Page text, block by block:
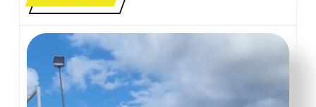
MÁS